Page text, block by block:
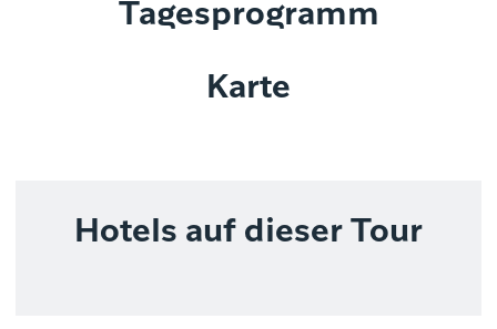
Tagesprogramm
Karte
Hotels auf dieser Tour